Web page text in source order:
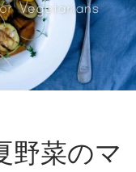
桃
冷
製
ー
載：
Banana
野菜のマ